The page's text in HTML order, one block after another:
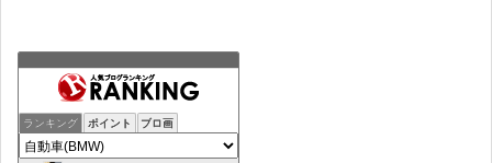
ランキング ポイント ブロ画